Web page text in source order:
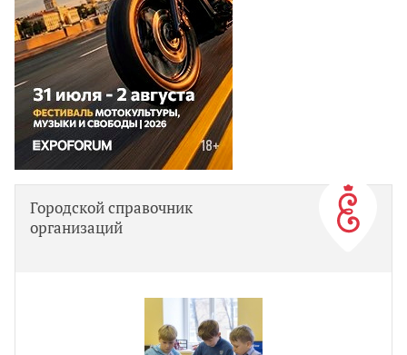
Городской справочник
организаций